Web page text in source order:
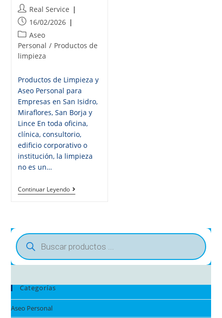
Real Service
16/02/2026
Aseo
Personal / Productos de
limpieza
Productos de Limpieza y
Aseo Personal para
Empresas en San Isidro,
Miraflores, San Borja y
Lince En toda oficina,
clínica, consultorio,
edificio corporativo o
institución, la limpieza
no es un…
Continuar Leyendo
Categorías
Aseo Personal